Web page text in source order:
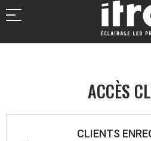
ACCÈS
CLIENTS